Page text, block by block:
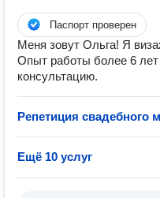
Паспорт проверен
Меня зовут Ольга! Я
Опыт работы более 6
консультацию.
Репетиция свадебного
Ещё 10 услуг